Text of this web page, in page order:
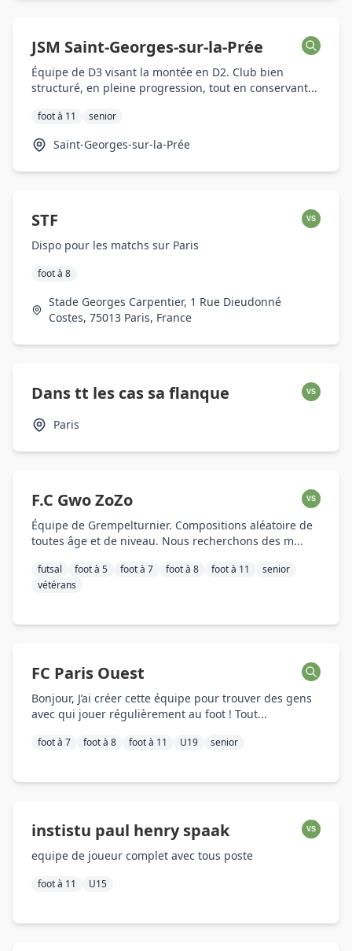
JSM Saint-Georges-sur-la-Prée
Équipe de D3 visant la montée en D2. Club bien
structuré, en pleine progression, tout en conservant...
foot à 11 senior
Saint-Georges-sur-la-Prée
STF VS
Dispo pour les matchs sur Paris
foot à 8
Stade Georges Carpentier, 1 Rue Dieudonné
Costes, 75013 Paris, France
Dans tt les cas sa flanque VS
Paris
F.C Gwo ZoZo VS
Équipe de Grempelturnier. Compositions aléatoire de
toutes âge et de niveau. Nous recherchons des m...
futsal foot à 5 foot à 7 foot à 8 foot à 11
senior
vétérans
FC Paris Ouest
Bonjour, J’ai créer cette équipe pour trouver des gens
avec qui jouer régulièrement au foot ! Tout...
foot à 7 foot à 8 foot à 11 U19 senior
instistu paul henry spaak VS
equipe de joueur complet avec tous poste
foot à 11 U15